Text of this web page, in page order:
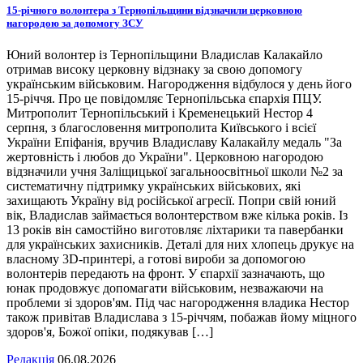
15-річного волонтера з Тернопільщини відзначили церковною
нагородою за допомогу ЗСУ
Юний волонтер із Тернопільщини Владислав Калакайло
отримав високу церковну відзнаку за свою допомогу
українським військовим. Нагородження відбулося у день його
15-річчя. Про це повідомляє Тернопільська єпархія ПЦУ.
Митрополит Тернопільський і Кременецький Нестор 4
серпня, з благословення митрополита Київського і всієї
України Епіфанія, вручив Владиславу Калакайлу медаль "За
жертовність і любов до України". Церковною нагородою
відзначили учня Заліщицької загальноосвітньої школи №2 за
систематичну підтримку українських військових, які
захищають Україну від російської агресії. Попри свій юний
вік, Владислав займається волонтерством вже кілька років. Із
13 років він самостійно виготовляє ліхтарики та павербанки
для українських захисників. Деталі для них хлопець друкує на
власному 3D-принтері, а готові вироби за допомогою
волонтерів передають на фронт. У єпархії зазначають, що
юнак продовжує допомагати військовим, незважаючи на
проблеми зі здоров'ям. Під час нагородження владика Нестор
також привітав Владислава з 15-річчям, побажав йому міцного
здоров'я, Божої опіки, подякував […]
Редакція 06.08.2026